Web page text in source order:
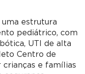
estrutura
pediátrico, com
UTI de alta
Centro de
crianças e famílias